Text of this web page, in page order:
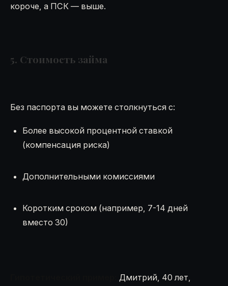
короче, а ПСК — выше.
5. Стоимость займа
Без паспорта вы можете столкнуться с:
Более высокой процентной ставкой
(компенсация риска)
Дополнительными комиссиями
Коротким сроком (например, 7-14 дней
вместо 30)
Дмитрий, 40 лет,